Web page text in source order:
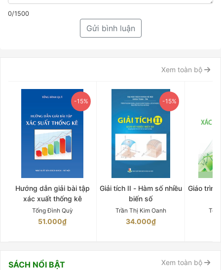
0/1500
Gửi bình luận
Xem toàn bộ
-15%
Hướng dẫn giải bài tập
xác xuất thống kê
Tống Đình Quỳ
51.000₫
-15%
Giải tích II - Hàm số nhiều
biến số
Trần Thị Kim Oanh
34.000₫
Giáo
SÁCH NỔI BẬT Xem toàn bộ